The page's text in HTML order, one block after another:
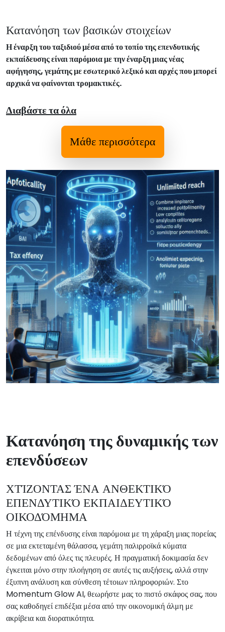
Κατανόηση των βασικών στοιχείων
Η έναρξη του ταξιδιού μέσα από το τοπίο της επενδυτικής
εκπαίδευσης είναι παρόμοια με την έναρξη μιας νέας
αφήγησης, γεμάτης με εσωτερικό λεξικό και αρχές που μπορεί
αρχικά να φαίνονται τρομακτικές.
Διαβάστε τα όλα
Μάθε περισσότερα
Κατανόηση της δυναμικής των
επενδύσεων
ΧΤΊΖΟΝΤΑΣ ΈΝΑ ΑΝΘΕΚΤΙΚΌ
ΕΠΕΝΔΥΤΙΚΌ ΕΚΠΑΙΔΕΥΤΙΚΌ
ΟΙΚΟΔΌΜΗΜΑ
Η τέχνη της επένδυσης είναι παρόμοια με τη χάραξη μιας πορείας
σε μια εκτεταμένη θάλασσα, γεμάτη παλιρροϊκά κύματα
δεδομένων από όλες τις πλευρές. Η πραγματική δοκιμασία δεν
έγκειται μόνο στην πλοήγηση σε αυτές τις αυξήσεις, αλλά στην
έξυπνη ανάλυση και σύνθεση τέτοιων πληροφοριών. Στο
Momentum Glow AI, θεωρήστε μας το πιστό σκάφος σας, που
σας καθοδηγεί επιδέξια μέσα από την οικονομική άλμη με
ακρίβεια και διορατικότητα.